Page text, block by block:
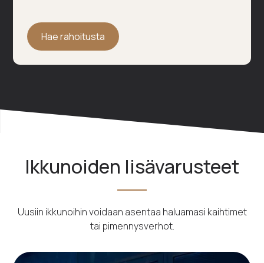
Hae rahoitusta
Ikkunoiden lisävarusteet
Uusiin ikkunoihin voidaan asentaa haluamasi kaihtimet
tai pimennysverhot.